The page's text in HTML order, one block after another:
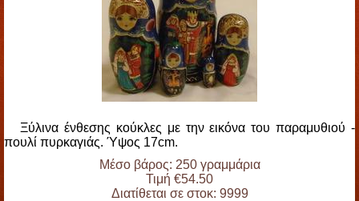
Ξύλινα ένθεσης κούκλες με την εικόνα του παραμυθιού -
πουλί πυρκαγιάς. Ύψος 17cm.
Μέσο βάρος: 250 γραμμάρια
Τιμή €54.50
Διατίθεται σε στοκ: 9999